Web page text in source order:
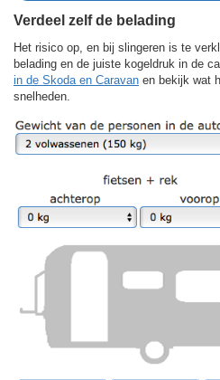
Verdeel zelf de belading
Het risico op, en bij slingeren is te
belading en de juiste kogeldruk in de
in de Skoda en Caravan en bekijk wat
snelheden.